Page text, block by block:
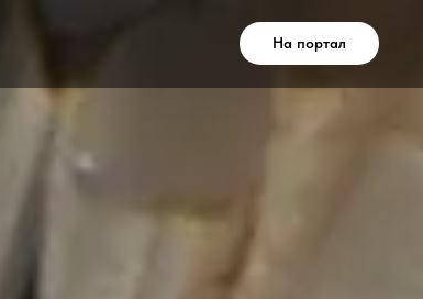
На портал